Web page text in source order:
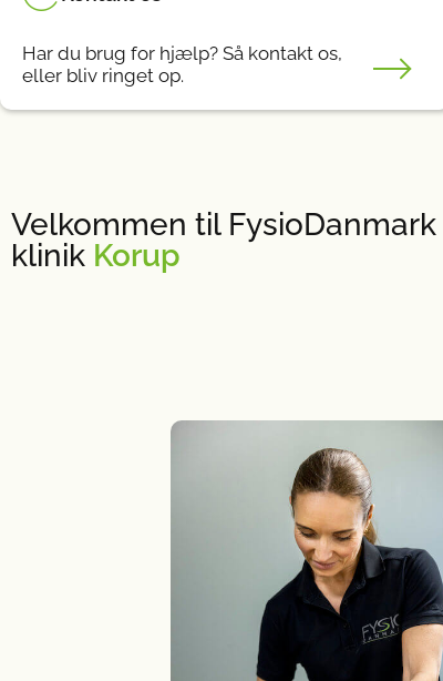
Har du brug for hjælp? Så kontakt os,
eller bliv ringet op.
Velkommen til FysioDanmark
klinik Korup